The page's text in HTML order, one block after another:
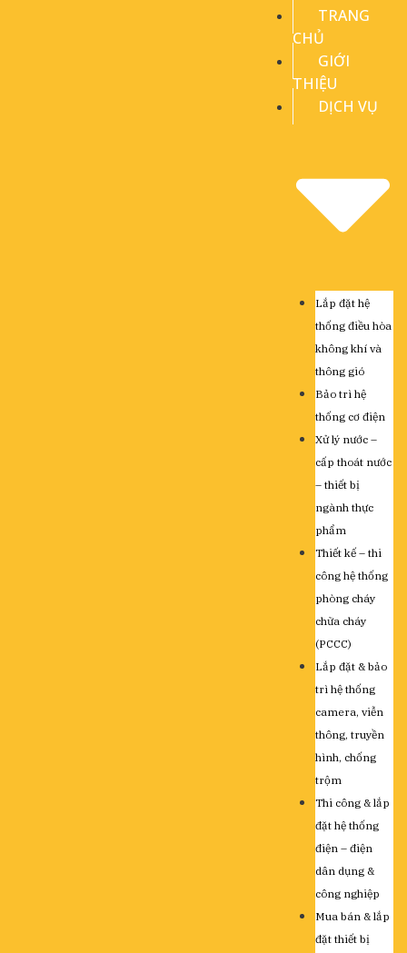
TRANG
CHỦ
GIỚI
THIỆU
DỊCH VỤ
Lắp đặt hệ
thống điều hòa
không khí và
thông gió
Bảo trì hệ
thống cơ điện
Xử lý nước –
cấp thoát nước
– thiết bị
ngành thực
phẩm
Thiết kế – thi
công hệ thống
phòng cháy
chữa cháy
(PCCC)
Lắp đặt & bảo
trì hệ thống
camera, viễn
thông, truyền
hình, chống
trộm
Thi công & lắp
đặt hệ thống
điện – điện
dân dụng &
công nghiệp
Mua bán & lắp
đặt thiết bị